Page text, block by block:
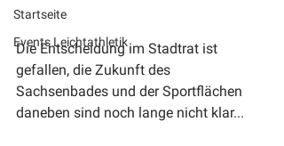
Startseite
Events Leichtathletik
Die Entscheidung im Stadtrat ist
gefallen, die Zukunft des
Sachsenbades und der Sportflächen
daneben sind noch lange nicht klar...